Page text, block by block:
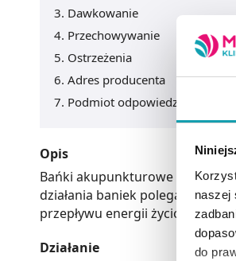
naszej
do
Dawkowanie
Przechowywanie
Ostrzeżenia
Adres producenta
Podmiot odpowiedzialny
Opis
Bańki akupunkturowe stawia
działania baniek polega na
przepływu energii życiowej w
Działanie